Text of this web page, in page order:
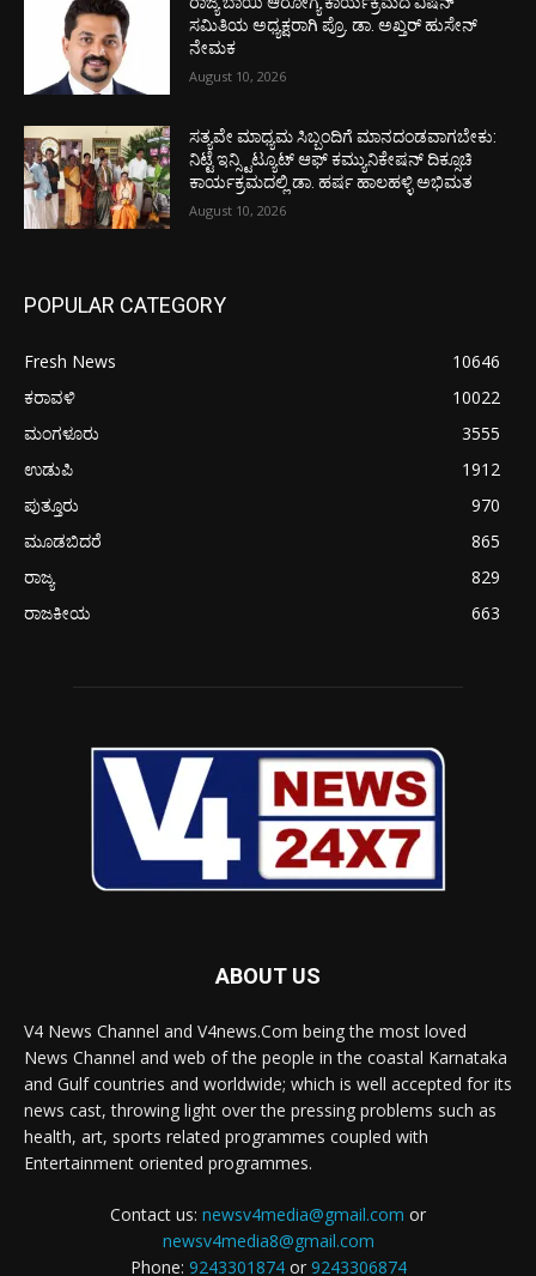
ಸಮಿತಿಯ ಅಧ್ಯಕ್ಷರಾಗಿ ಪ್ರೊ. ಡಾ. ಅಖ್ತರ್ ಹುಸೇನ್
ನೇಮಕ
August 10, 2026
ಸತ್ಯವೇ ಮಾಧ್ಯಮ ಸಿಬ್ಬಂದಿಗೆ ಮಾನದಂಡವಾಗಬೇಕು:
ನಿಟ್ಟೆ ಇನ್ಸ್ಟಿಟ್ಯೂಟ್ ಆಫ್ ಕಮ್ಯುನಿಕೇಷನ್ ದಿಕ್ಸೂಚಿ
ಕಾರ್ಯಕ್ರಮದಲ್ಲಿ ಡಾ. ಹರ್ಷ ಹಾಲಹಳ್ಳಿ ಅಭಿಮತ
August 10, 2026
POPULAR CATEGORY
Fresh News
10646
ಕರಾವಳಿ
10022
ಮಂಗಳೂರು
3555
ಉಡುಪಿ
1912
ಪುತ್ತೂರು
970
ಮೂಡಬಿದರೆ
865
ರಾಜ್ಯ
829
ರಾಜಕೀಯ
663
ABOUT US
V4 News Channel and V4news.Com being the most loved
News Channel and web of the people in the coastal Karnataka
and Gulf countries and worldwide; which is well accepted for its
news cast, throwing light over the pressing problems such as
health, art, sports related programmes coupled with
Entertainment oriented programmes.
Contact us: newsv4media@gmail.com or
newsv4media8@gmail.com
Phone: 9243301874or 9243306874